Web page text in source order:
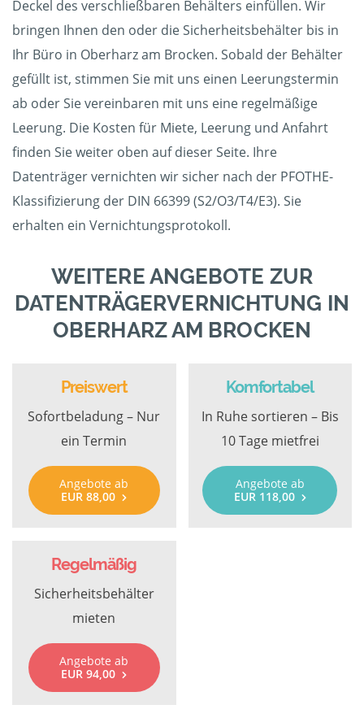
Deckel des verschließbaren Behälters einfüllen. Wir
bringen Ihnen den oder die Sicherheitsbehälter bis in
Ihr Büro in Oberharz am Brocken. Sobald der Behälter
gefüllt ist, stimmen Sie mit uns einen Leerungstermin
ab oder Sie vereinbaren mit uns eine regelmäßige
Leerung. Die Kosten für Miete, Leerung und Anfahrt
finden Sie weiter oben auf dieser Seite. Ihre
Datenträger vernichten wir sicher nach der PFOTHE-
Klassifizierung der DIN 66399 (S2/O3/T4/E3). Sie
erhalten ein Vernichtungsprotokoll.
WEITERE ANGEBOTE ZUR
DATENTRÄGERVERNICHTUNG IN
OBERHARZ AM BROCKEN
Preiswert
Sofortbeladung – Nur
ein Termin
Angebote ab
EUR 88,00
Komfortabel
In Ruhe sortieren – Bis
10 Tage mietfrei
Angebote ab
EUR 118,00
Regelmäßig
Sicherheitsbehälter
mieten
Angebote ab
EUR 94,00